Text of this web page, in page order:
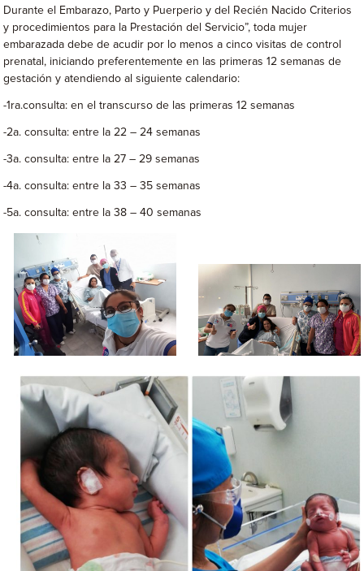
Durante el Embarazo, Parto y Puerperio y del Recién Nacido Criterios
y procedimientos para la Prestación del Servicio”, toda mujer
embarazada debe de acudir por lo menos a cinco visitas de control
prenatal, iniciando preferentemente en las primeras 12 semanas de
gestación y atendiendo al siguiente calendario:
-1ra.consulta: en el transcurso de las primeras 12 semanas
-2a. consulta: entre la 22 – 24 semanas
-3a. consulta: entre la 27 – 29 semanas
-4a. consulta: entre la 33 – 35 semanas
-5a. consulta: entre la 38 – 40 semanas